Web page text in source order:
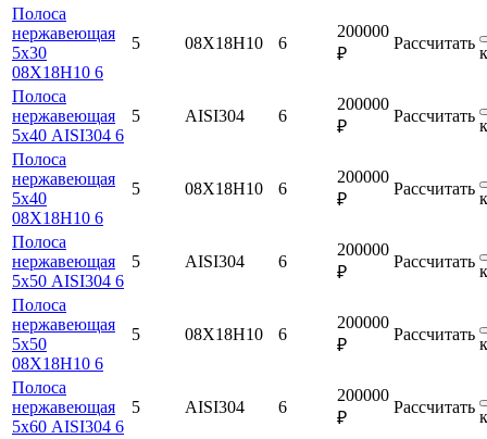
Полоса
нержавеющая
5х30
08Х18Н10 6
5 08Х18Н10 6
200000
₽
Рассчитать
Полоса
нержавеющая
5х40 AISI304 6
5 AISI304 6
200000
₽
Рассчитать
Полоса
нержавеющая
5х40
08Х18Н10 6
5 08Х18Н10 6
200000
₽
Рассчитать
Полоса
нержавеющая
5х50 AISI304 6
5 AISI304 6
200000
₽
Рассчитать
Полоса
нержавеющая
5х50
08Х18Н10 6
5 08Х18Н10 6
200000
₽
Рассчитать
Полоса
нержавеющая
5х60 AISI304 6
5 AISI304 6
200000
₽
Рассчитать